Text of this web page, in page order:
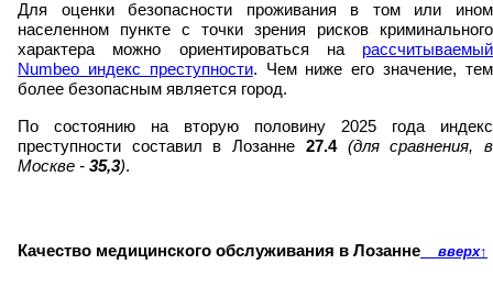
Для оценки безопасности проживания в том или ином
населенном пункте с точки зрения рисков криминального
характера можно ориентироваться на рассчитываемый
Numbeo индекс преступности. Чем ниже его значение, тем
более безопасным является город.
По состоянию на вторую половину 2025 года индекс
преступности составил в Лозанне 27.4
(для сравнения, в
Москве - 35,3).
Качество медицинского обслуживания в Лозанне вверх↑